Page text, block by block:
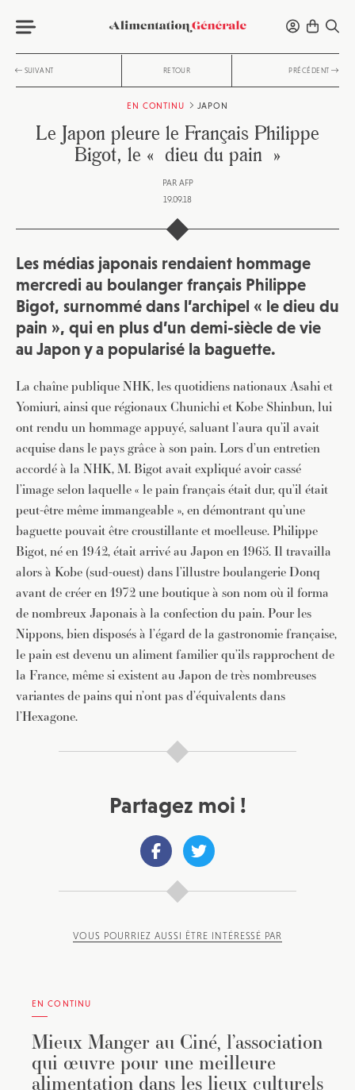
SUIVANT RETOUR PRÉCÉDENT
EN CONTINU JAPON
Le Japon pleure le Français Philippe
Bigot, le « dieu du pain »
PAR AFP
19.09.18
Les médias japonais rendaient hommage
mercredi au boulanger français Philippe
Bigot, surnommé dans l’archipel « le dieu du
pain », qui en plus d’un demi-siècle de vie
au Japon y a popularisé la baguette.
La chaîne publique NHK, les quotidiens nationaux Asahi et
Yomiuri, ainsi que régionaux Chunichi et Kobe Shinbun, lui
ont rendu un hommage appuyé, saluant l’aura qu’il avait
acquise dans le pays grâce à son pain. Lors d’un entretien
accordé à la NHK, M. Bigot avait expliqué avoir cassé
l’image selon laquelle « le pain français était dur, qu’il était
peut-être même immangeable », en démontrant qu’une
baguette pouvait être croustillante et moelleuse. Philippe
Bigot, né en 1942, était arrivé au Japon en 1965. Il travailla
alors à Kobe (sud-ouest) dans l’illustre boulangerie Donq
avant de créer en 1972 une boutique à son nom où il forma
de nombreux Japonais à la confection du pain. Pour les
Nippons, bien disposés à l’égard de la gastronomie française,
le pain est devenu un aliment familier qu’ils rapprochent de
la France, même si existent au Japon de très nombreuses
variantes de pains qui n’ont pas d’équivalents dans
l’Hexagone.
Partagez moi !
VOUS POURRIEZ AUSSI ÊTRE INTÉRESSÉ PAR
EN CONTINU
Mieux Manger au Ciné, l’association
qui œuvre pour une meilleure
alimentation dans les lieux culturels